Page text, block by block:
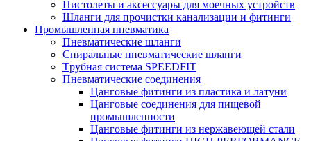
Пистолеты и аксессуары для моечных устройств
Шланги для прочистки канализации и фитинги
Промышленная пневматика
Пневматические шланги
Спиральные пневматические шланги
Tрубная система SPEEDFIT
Пневматические соединения
Цанговые фитинги из пластика и латуни
Цанговые соединения для пищевой
промышленности
Цанговые фитинги из нержавеющей стали